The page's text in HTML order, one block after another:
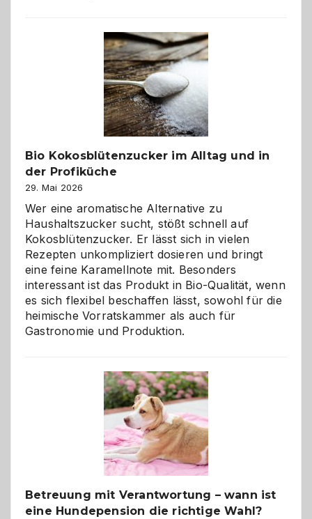
Freund
in
Gefahr
ist:
Brandschutz
für
Hunde
eigenen
Bio Kokosblütenzucker im Alltag und in
der Profiküche
29. Mai 2026
Wer eine aromatische Alternative zu
Haushaltszucker sucht, stößt schnell auf
Kokosblütenzucker. Er lässt sich in vielen
Rezepten unkompliziert dosieren und bringt
eine feine Karamellnote mit. Besonders
interessant ist das Produkt in Bio-Qualität, wenn
es sich flexibel beschaffen lässt, sowohl für die
heimische Vorratskammer als auch für
Gastronomie und Produktion.
Betreuung mit Verantwortung – wann ist
eine Hundepension die richtige Wahl?